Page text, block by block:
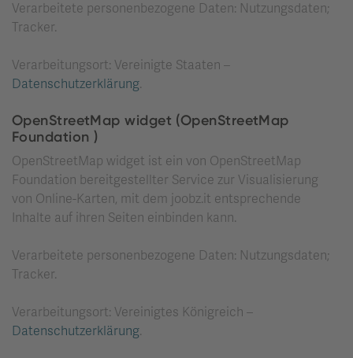
Verarbeitete personenbezogene Daten: Nutzungsdaten;
Tracker.
Verarbeitungsort: Vereinigte Staaten –
Datenschutzerklärung.
OpenStreetMap widget (OpenStreetMap
Foundation )
OpenStreetMap widget ist ein von OpenStreetMap
Foundation bereitgestellter Service zur Visualisierung
von Online-Karten, mit dem joobz.it entsprechende
Inhalte auf ihren Seiten einbinden kann.
Verarbeitete personenbezogene Daten: Nutzungsdaten;
Tracker.
Verarbeitungsort: Vereinigtes Königreich –
Datenschutzerklärung.